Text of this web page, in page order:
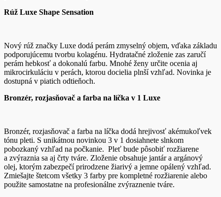
Rúž Luxe Shape Sensation
Nový rúž značky Luxe dodá perám zmyselný objem, vďaka základu
podporujúcemu tvorbu kolagénu. Hydratačné zloženie zas zaručí
perám hebkosť a dokonalú farbu. Mnohé ženy určite ocenia aj
mikrocirkuláciu v perách, ktorou docielia plnší vzhľad. Novinka je
dostupná v piatich odtieňoch.
Bronzér, rozjasňovač a farba na líčka v 1 Luxe
Bronzér, rozjasňovač a farba na líčka dodá hrejivosť akémukoľvek
tónu pleti. S unikátnou novinkou 3 v 1 dosiahnete slnkom
pobozkaný vzhľad na počkanie. Pleť bude pôsobiť rozžiarene
a zvýraznia sa aj črty tváre. Zloženie obsahuje jantár a argánový
olej, ktorým zabezpečí prirodzene žiarivý a jemne opálený vzhľad.
Zmiešajte štetcom všetky 3 farby pre kompletné rozžiarenie alebo
použite samostatne na profesionálne zvýraznenie tváre.